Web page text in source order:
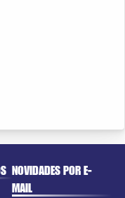
NOVIDADES POR E-
MAIL